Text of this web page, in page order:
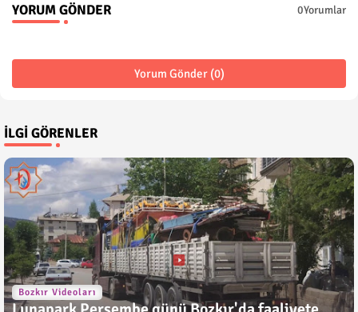
YORUM GÖNDER 0Yorumlar
Yorum Gönder (0)
İLGI GÖRENLER
Bozkır Videoları